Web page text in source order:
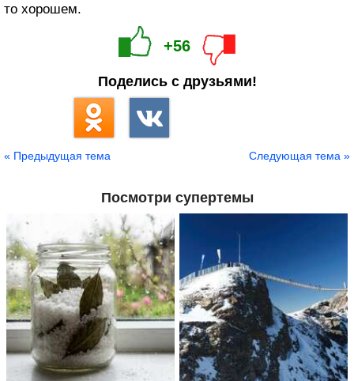
то хорошем.
+56
Поделись с друзьями!
« Предыдущая тема Следующая тема »
Посмотри супертемы